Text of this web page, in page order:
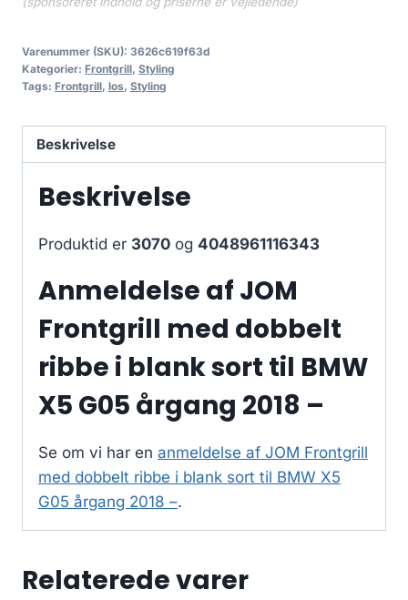
Varenummer (SKU): 3626c619f63d
Kategorier: Frontgrill, Styling
Tags: Frontgrill, los, Styling
Beskrivelse
Beskrivelse
Produktid er 3070 og 4048961116343
Anmeldelse af JOM
Frontgrill med dobbelt
ribbe i blank sort til BMW
X5 G05 årgang 2018 –
Se om vi har en anmeldelse af JOM Frontgrill
med dobbelt ribbe i blank sort til BMW X5
G05 årgang 2018 –.
Relaterede varer